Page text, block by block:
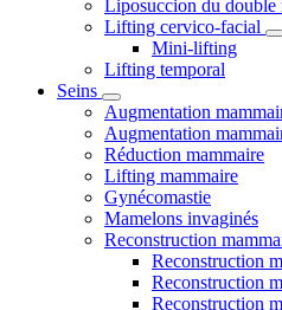
Liposuccion du double
Lifting cervico-facial
Mini-lifting
Lifting temporal
Seins
Augmentation
Augmentation
Réduction mammaire
Lifting mammaire
Gynécomastie
Mamelons invaginés
Reconstruction
Reconstruction
Reconstruction
Reconstruction